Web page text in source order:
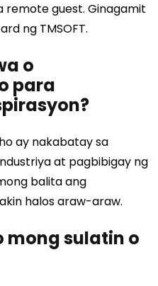
remote guest. Ginagamit
ng TMSOFT.
o
para
ay nakabatay sa
at pagbibigay ng
balita ang
halos araw-araw.
mong sulatin o